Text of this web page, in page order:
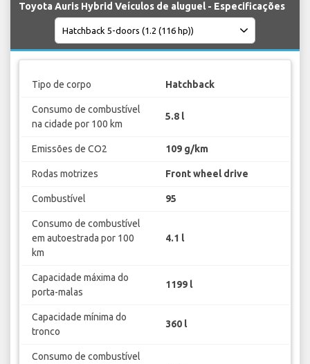
Toyota Auris Hybrid Veículos de aluguel - Especificações
Tipo de corpo Hatchback
Consumo de combustível
na cidade por 100 km
5.8 l
Emissões de CO2 109 g/km
Rodas motrizes Front wheel drive
Combustível 95
Consumo de combustível
em autoestrada por 100
km
4.1 l
Capacidade máxima do
porta-malas
1199 l
Capacidade mínima do
tronco
360 l
Consumo de combustível